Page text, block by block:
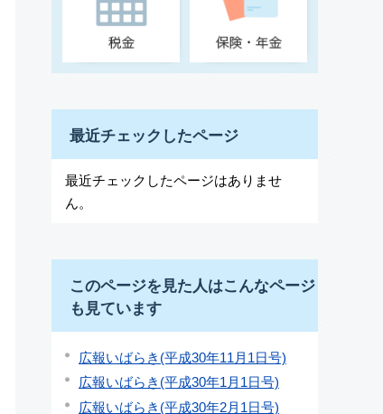
最近チェックしたページ
最近チェックしたページはありませ
ん。
このページを見た人はこんなページ
も見ています
広報いばらき(平成30年11月1日号)
広報いばらき(平成30年1月1日号)
広報いばらき(平成30年2月1日号)